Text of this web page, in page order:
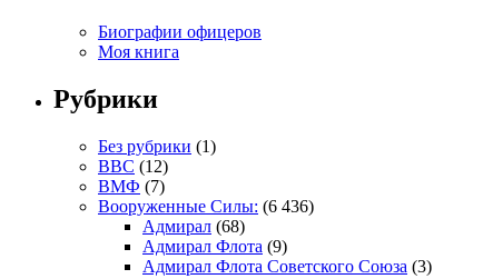
Биографии офицеров
Моя книга
Рубрики
Без рубрики (1)
ВВС (12)
ВМФ (7)
Вооруженные Силы: (6 436)
Адмирал (68)
Адмирал Флота (9)
Адмирал Флота Советского Союза (3)